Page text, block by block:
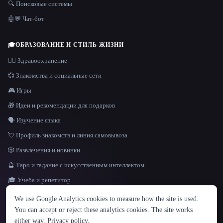
ЯЗЫК
English español Français Русский 简体中文
Hindi
🔍 Поисковые системы
🤖💬 Чат-бот
🎓ОБРАЗОВАНИЕ И СТИЛЬ ЖИЗНИ
👩‍⚕️ Здравоохранение
💞 Знакомства и социальные сети
🎮 Игры
🎁 Идеи и рекомендации для подарков
🗣️ Изучение языка
💘 Профиль знакомств и линия самовывоза
🎲 Развлечения и новинки
🔮 Таро и гадание с искусственным интеллектом
🎓 Учеба и репетитор
We use Google Analytics cookies to measure how the site is used.
You can accept or reject these analytics cookies. The site works
either way. Privacy policy.